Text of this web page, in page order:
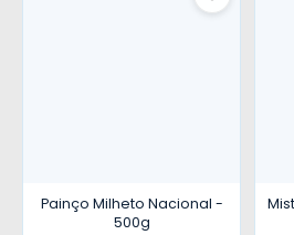
Painço Milheto Nacional -
500g